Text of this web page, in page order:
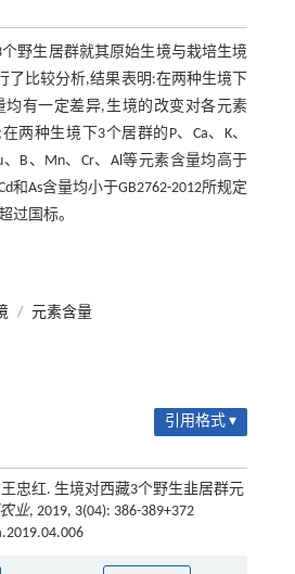
野生居群就其原始生境与栽培生境
了比较分析,结果表明:在两种生境下
均有一定差异,生境的改变对各元素
两种生境下3个居群的P、Ca、K、
、B、Mn、Cr、Al等元素含量均高于
和As含量均小于GB2762-2012所规定
过国标。
/ 元素含量
引用格式 ▾
忠红. 生境对西藏3个野生韭居群元
业, 2019, 3(04): 386-389+372